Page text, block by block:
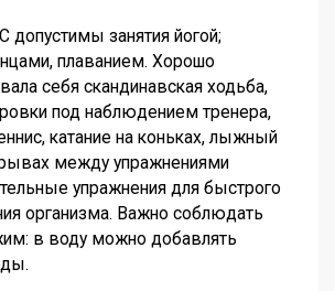
допустимы занятия йогой;
плаванием. Хорошо
себя скандинавская ходьба,
под наблюдением тренера,
катание на коньках, лыжный
между упражнениями
упражнения для быстрого
организма. Важно соблюдать
в воду можно добавлять